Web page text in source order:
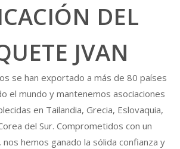
DEL
JVAN
se han exportado a más de 80 países
el mundo y mantenemos asociaciones
en Tailandia, Grecia, Eslovaquia,
del Sur. Comprometidos con un
hemos ganado la sólida confianza y